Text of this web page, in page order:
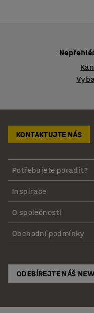
KONTAKTUJTE NÁS
Potřebujete poradit?
Inspirace
O společnosti
Obchodní podmínky
ODEBÍREJTE NÁŠ